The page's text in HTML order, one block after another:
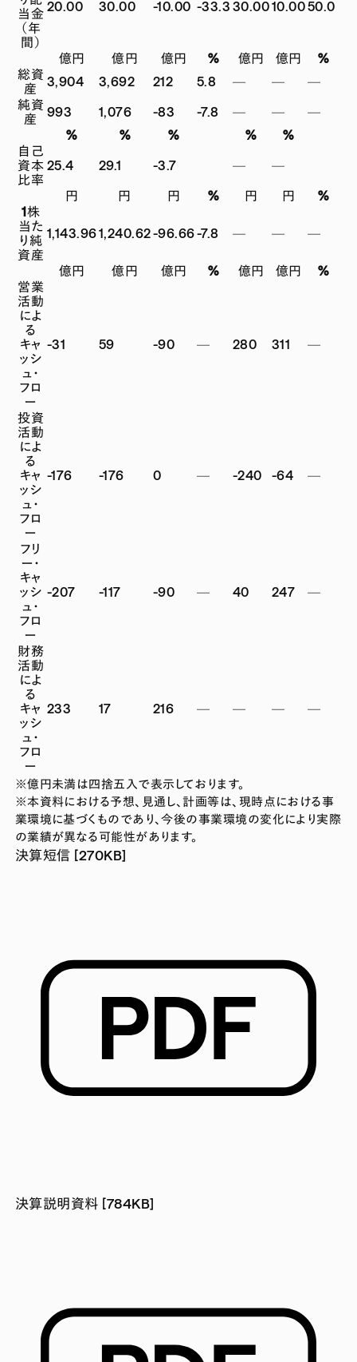
当金
（年
間）
20.00 30.00 -10.00 -33.3 30.0010.0050.0
億円 億円 億円 % 億円 億円
%
総資
産
3,904 3,692 212 5.8 — —
—
純資
産
993 1,076 -83 -7.8 — —
—
%
% % %
%
自己
資本
比率
25.4 29.1 -3.7 —
—
円
円 円 % 円 円
%
1株
当た
り純
資産
1,143.961,240.62-96.66-7.8 — — —
億円 億円 億円 % 億円 億円
%
営業
活動
によ
る
キャ
ッシ
ュ・
フロ
ー
-31 59 -90 — 280 311 —
投資
活動
によ
る
キャ
ッシ
ュ・
フロ
ー
-176 -176 0 — -240 -64 —
フリ
ー・
キャ
ッシ
ュ・
フロ
ー
-207 -117 -90 — 40 247 —
財務
活動
によ
る
キャ
ッシ
ュ・
フロ
ー
233 17 216 — — — —
※億円未満は四捨五入で表示しております。
※本資料における予想、見通し、計画等は、現時点における事
業環境に基づくものであり、今後の事業環境の変化により実際
の業績が異なる可能性があります。
決算短信 [270KB]
決算説明資料 [784KB]